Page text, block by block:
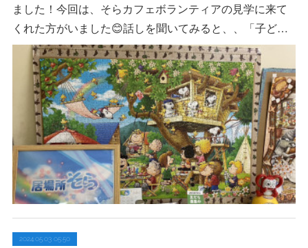
ました！今回は、そらカフェボランティアの見学に来て
くれた方がいました😊話しを聞いてみると、、「子ど…
2024.05.03 05:50